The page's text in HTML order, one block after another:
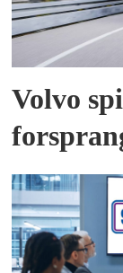
Volvo